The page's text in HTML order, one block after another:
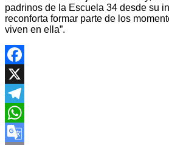
padrinos de la Escuela 34 desde su
reconforta formar parte de los
viven en ella”.
Facebook
X
Telegram
WhatsApp